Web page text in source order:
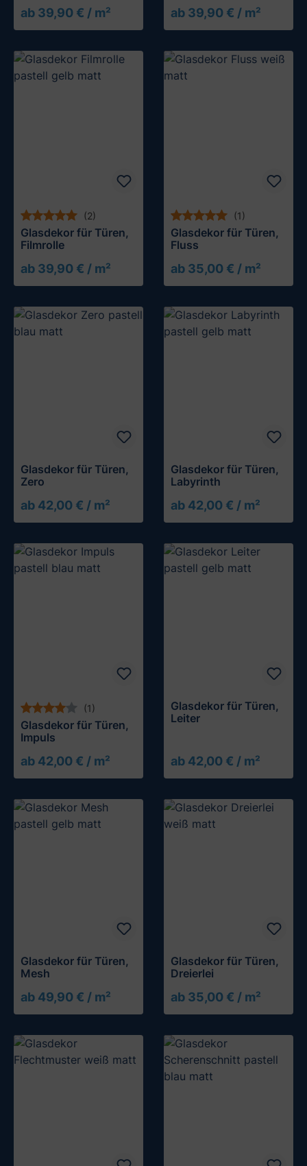
ab 39,90 € / m² ab 39,90 € / m²
(2)
Glasdekor für Türen,
Filmrolle
ab 39,90 € / m²
(1)
Glasdekor für Türen,
Fluss
ab 35,00 € / m²
Glasdekor für Türen,
Zero
ab 42,00 € / m²
Glasdekor für Türen,
Labyrinth
ab 42,00 € / m²
(1)
Glasdekor für Türen,
Impuls
ab 42,00 € / m²
Glasdekor für Türen,
Leiter
ab 42,00 € / m²
Glasdekor für Türen,
Mesh
ab 49,90 € / m²
Glasdekor für Türen,
Dreierlei
ab 35,00 € / m²